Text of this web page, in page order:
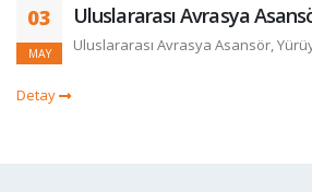
03
MAY
Uluslararası Avrasya
Uluslararası Avrasya Asansör,
Detay